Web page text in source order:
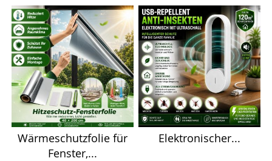
Wärmeschutzfolie für
Fenster,...
Elektronischer...